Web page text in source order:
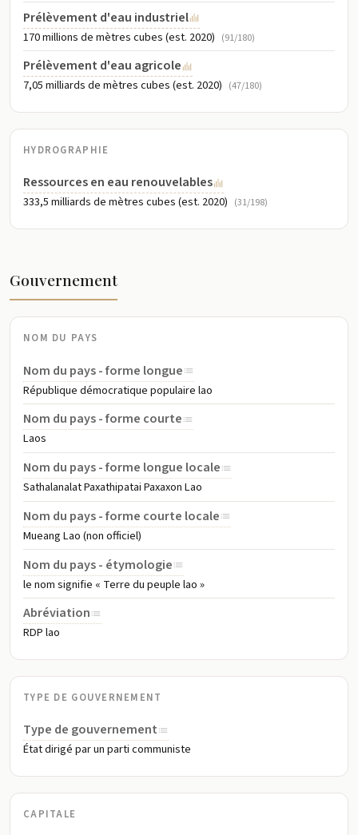
Prélèvement d'eau industriel
170 millions de mètres cubes (est. 2020) (91/180)
Prélèvement d'eau agricole
7,05 milliards de mètres cubes (est. 2020) (47/180)
HYDROGRAPHIE
Ressources en eau renouvelables
333,5 milliards de mètres cubes (est. 2020) (31/198)
Gouvernement
NOM DU PAYS
Nom du pays - forme longue
République démocratique populaire lao
Nom du pays - forme courte
Laos
Nom du pays - forme longue locale
Sathalanalat Paxathipatai Paxaxon Lao
Nom du pays - forme courte locale
Mueang Lao (non officiel)
Nom du pays - étymologie
le nom signifie « Terre du peuple lao »
Abréviation
RDP lao
TYPE DE GOUVERNEMENT
Type de gouvernement
État dirigé par un parti communiste
CAPITALE